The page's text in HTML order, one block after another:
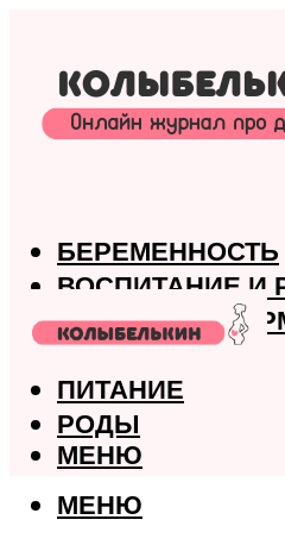
БЕРЕМЕННОСТЬ
ВОСПИТАНИЕ И
ГРУДНОЕ
ЗДОРОВЬЕ
ПИТАНИЕ
РОДЫ
МЕНЮ
МЕНЮ